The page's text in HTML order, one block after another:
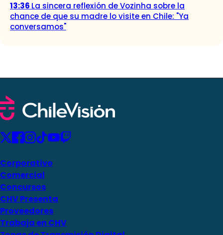
13:36 La sincera reflexión de Vozinha sobre la
chance de que su madre lo visite en Chile: "Ya
conversamos"
Corporativo
Comercial
Concursos
CHV Presenta
Proveedores
Trabaja en CHV